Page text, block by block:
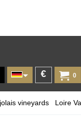
0
€
vineyards Loire